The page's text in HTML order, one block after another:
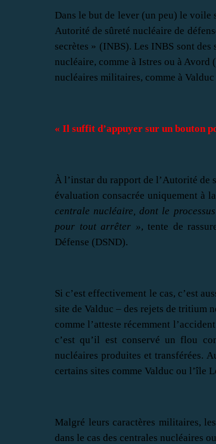
Dans le but de lever (un peu) le
Autorité de sûreté nucléaire de
secrètes » (INBS). Les INBS sont
nucléaire, comme à Istres ou à Avord
nucléaires militaires, comme à
« Il suffit d’appuyer sur un bouton
À l’instar du rapport de l’Autorité de
évaluation consacrée uniquement à
centrale nucléaire, dont le
pour tout arrêter », tente de
Défense (DSND).
Si c’est effectivement le cas, c’est
site de Valduc – des rejets de tritium
comme l’atteste récemment
c’est qu’il est conservé un flou
nucléaires produites et transférées.
certains sites comme Valduc ou l’île
Malgré leurs caractères militaires,
dans le cas des centrales nucléaires